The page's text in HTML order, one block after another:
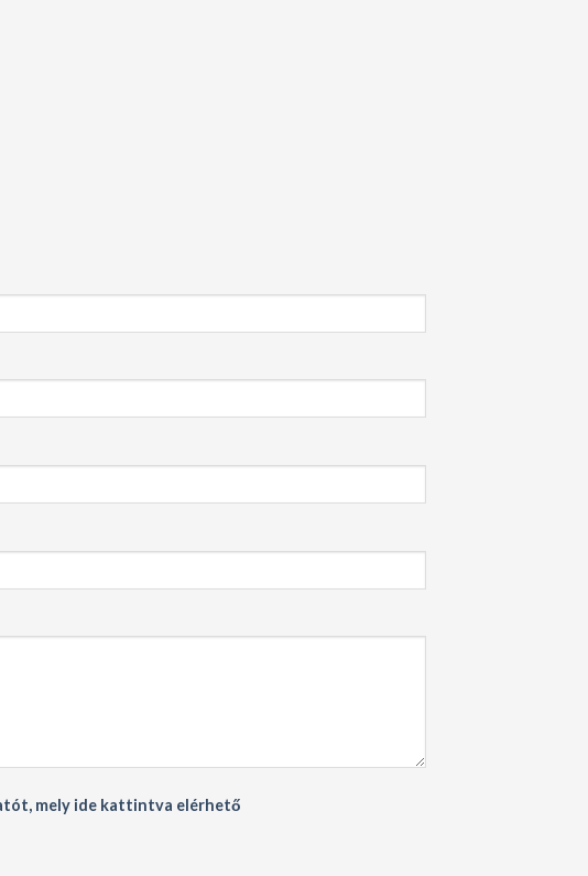
mely ide kattintva elérhető